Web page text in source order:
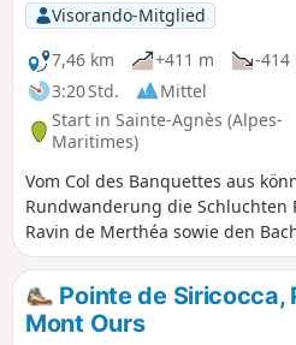
Visorando-Mitglied
7,46 km
+411 m
-414
3:20 Std.
Mittel
Start in Sainte-Agnès (Alpes-
Maritimes)
Vom Col des Banquettes aus
Rundwanderung die Schluchten
Ravin de Merthéa sowie den
entdecken. Dabei kommen Sie
Festungsanlagen vorbei, die die
überragen. Von der Pointe
und das Dorf Sainte-Agnès
Pointe de Siricocca,
Mont Ours